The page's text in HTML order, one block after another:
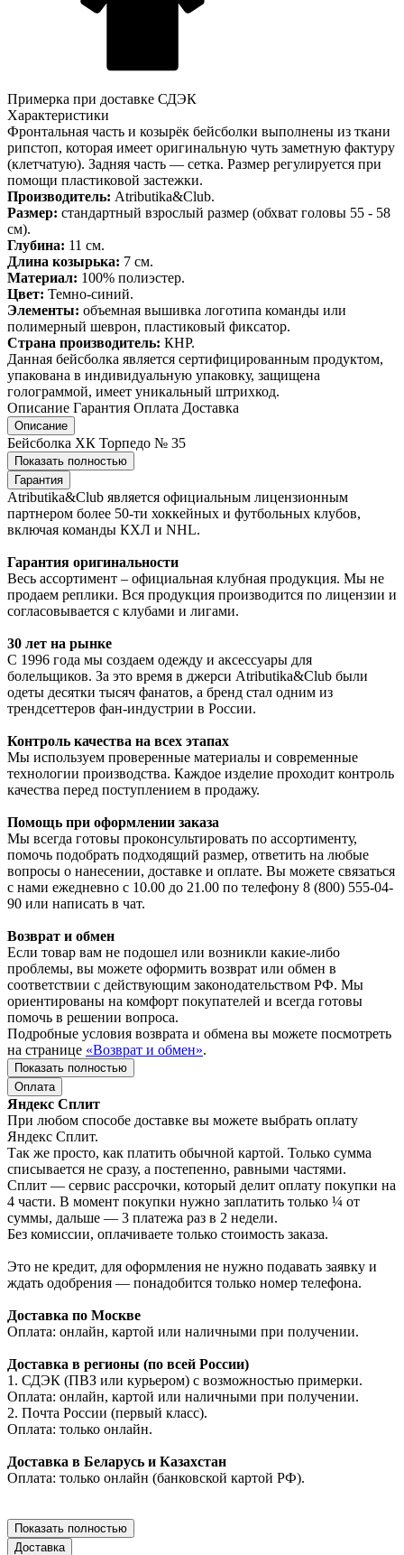
Примерка при доставке СДЭК
Характеристики
Фронтальная часть и козырёк бейсболки выполнены из ткани
рипстоп, которая имеет оригинальную чуть заметную фактуру
(клетчатую). Задняя часть — сетка. Размер регулируется при
помощи пластиковой застежки.
Производитель: Atributika&Club.
Размер: стандартный взрослый размер (обхват головы 55 - 58
см).
Глубина: 11 см.
Длина козырька: 7 см.
Материал: 100% полиэстер.
Цвет: Темно-синий.
Элементы: объемная вышивка логотипа команды или
полимерный шеврон, пластиковый фиксатор.
Страна производитель: КНР.
Данная бейсболка является сертифицированным продуктом,
упакована в индивидуальную упаковку, защищена
голограммой, имеет уникальный штрихкод.
Описание Гарантия Оплата Доставка
Описание
Бейсболка ХК Торпедо № 35
Показать полностью
Гарантия
Atributika&Club является официальным лицензионным
партнером более 50-ти хоккейных и футбольных клубов,
включая команды КХЛ и NHL.
Гарантия оригинальности
Весь ассортимент – официальная клубная продукция. Мы не
продаем реплики. Вся продукция производится по лицензии и
согласовывается с клубами и лигами.
30 лет на рынке
С 1996 года мы создаем одежду и аксессуары для
болельщиков. За это время в джерси Atributika&Club были
одеты десятки тысяч фанатов, а бренд стал одним из
трендсеттеров фан-индустрии в России.
Контроль качества на всех этапах
Мы используем проверенные материалы и современные
технологии производства. Каждое изделие проходит контроль
качества перед поступлением в продажу.
Помощь при оформлении заказа
Мы всегда готовы проконсультировать по ассортименту,
помочь подобрать подходящий размер, ответить на любые
вопросы о нанесении, доставке и оплате. Вы можете связаться
с нами ежедневно с 10.00 до 21.00 по телефону 8 (800) 555-04-
90 или написать в чат.
Возврат и обмен
Если товар вам не подошел или возникли какие-либо
проблемы, вы можете оформить возврат или обмен в
соответствии с действующим законодательством РФ. Мы
ориентированы на комфорт покупателей и всегда готовы
помочь в решении вопроса.
Подробные условия возврата и обмена вы можете посмотреть
на странице «Возврат и обмен».
Показать полностью
Оплата
Яндекс Сплит
При любом способе доставке вы можете выбрать оплату
Яндекс Сплит.
Так же просто, как платить обычной картой. Только сумма
списывается не сразу, а постепенно, равными частями.
Сплит — сервис рассрочки, который делит оплату покупки на
4 части. В момент покупки нужно заплатить только ¼ от
суммы, дальше — 3 платежа раз в 2 недели.
Без комиссии, оплачиваете только стоимость заказа.
Это не кредит, для оформления не нужно подавать заявку и
ждать одобрения — понадобится только номер телефона.
Доставка по Москве
Оплата: онлайн, картой или наличными при получении.
Доставка в регионы (по всей России)
1. СДЭК (ПВЗ или курьером) с возможностью примерки.
Оплата: онлайн, картой или наличными при получении.
2. Почта России (первый класс).
Оплата: только онлайн.
Доставка в Беларусь и Казахстан
Оплата: только онлайн (банковской картой РФ).
Показать полностью
Доставка